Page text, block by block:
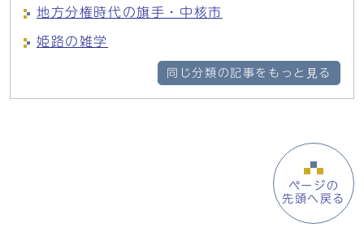
地方分権時代の旗手・中核市
姫路の雑学
同じ分類の記事をもっと見る
ページの
先頭へ戻る